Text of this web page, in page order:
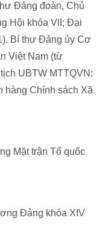
Đảng đoàn, Chủ
Hội khóa VII; Đại
Bí thư Đảng ủy Cơ
Việt Nam (từ
UBTW MTTQVN;
hàng Chính sách Xã
Mặt trận Tổ quốc
Đảng khóa XIV